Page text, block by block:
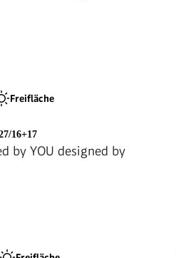
Freifläche
16+17
by YOU designed by